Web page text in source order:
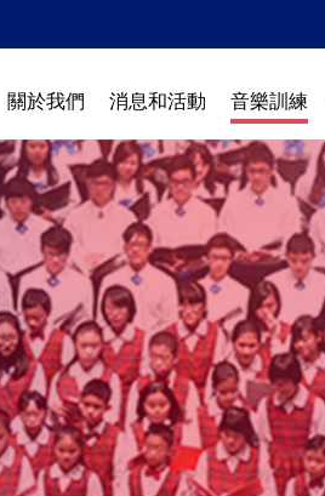
關於我們 消息和活動 音樂訓練